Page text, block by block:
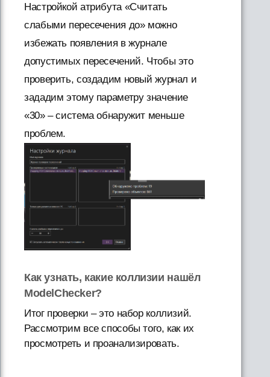
Настройкой атрибута «Считать
слабыми пересечения до» можно
избежать появления в журнале
допустимых пересечений. Чтобы это
проверить, создадим новый журнал и
зададим этому параметру значение
«30» – система обнаружит меньше
проблем.
Как узнать, какие коллизии нашёл
ModelChecker?
Итог проверки – это набор коллизий.
Рассмотрим все способы того, как их
просмотреть и проанализировать.